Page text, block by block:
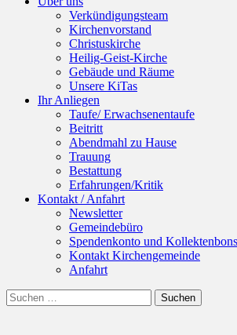
Verkündigungsteam
Kirchenvorstand
Christuskirche
Heilig-Geist-Kirche
Gebäude und Räume
Unsere KiTas
Ihr Anliegen
Taufe/ Erwachsenentaufe
Beitritt
Abendmahl zu Hause
Trauung
Bestattung
Erfahrungen/Kritik
Kontakt / Anfahrt
Newsletter
Gemeindebüro
Spendenkonto und Kollektenbons
Kontakt Kirchengemeinde
Anfahrt
Suchen
Suchen
nach: